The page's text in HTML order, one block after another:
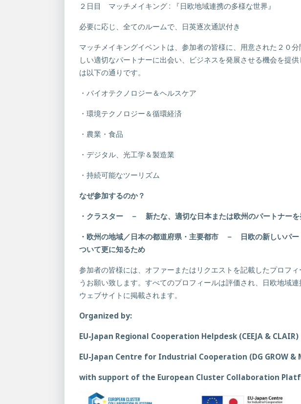
２日目 マッチメイキング : 『日欧地域連携の多様な世界』
必要に応じ、全てのルームで、日英逐次通訳付き
マッチメイキングイベントは、参加者の皆様に、用意された２０
しい適切なパートナーに出会い、ビジネスを発展させる機会を提
は以下の通りです。
・バイオテクノロジー＆ヘルスケア
・環境テクノロジー＆循環経済
・農業・食品
・デジタル、光工学＆製造業
・持続可能なツーリズム
なぜ参加するのか？
・クラスター －
新たな、適切な日本または欧州のパートナー
・欧州の地域／日本の都道府県・主要都市 － 日欧の新しいパー
ついて更に知るため
参加者の皆様には、オファーまたはリクエストを記載したプロフ
うお願い致します。すべてのプロフィールは評価され、日欧地域
ウェブサイトに掲載されます。
Organized by:
EU-Japan Regional Cooperation Helpdesk (CEEJA & CLAIR)
EU-Japan Centre for Industrial Cooperation (DG GROW &
with support of the European Cluster Collaboration